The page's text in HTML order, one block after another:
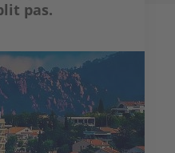
pas.